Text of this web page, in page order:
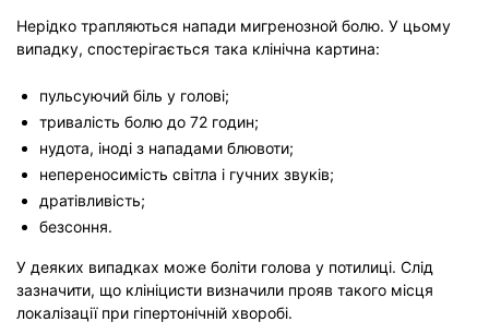
Нерідко трапляються напади мигренозной болю. У цьому
випадку, спостерігається така клінічна картина:
пульсуючий біль у голові;
тривалість болю до 72 годин;
нудота, іноді з нападами блювоти;
непереносимість світла і гучних звуків;
дратівливість;
безсоння.
У деяких випадках може боліти голова у потилиці. Слід
зазначити, що клініцисти визначили прояв такого місця
локалізації при гіпертонічній хворобі.